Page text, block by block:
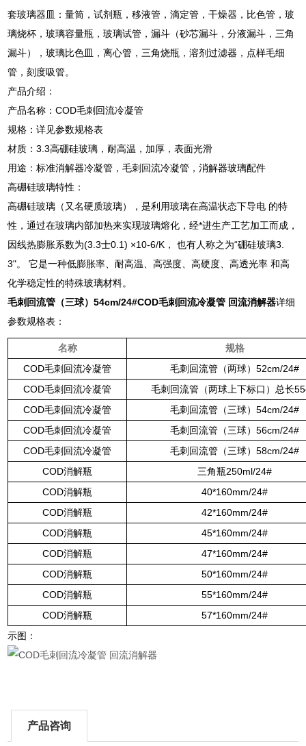
套玻璃器皿：量筒，试剂瓶，移液管，滴定管，干燥器，比色管，玻
璃烧杯，玻璃容量瓶，玻璃试管，漏斗（砂芯漏斗，分液漏斗，三角
漏斗），玻璃比色皿，离心管，三角烧瓶，溶剂过滤器，点样毛细
管，刻度吸管。
产品介绍：
产品名称：COD毛刺回流冷凝管
规格：详见参数规格表
材质：3.3高硼硅玻璃，耐高温，加厚，表面光滑
用途：标准消解器冷凝管，毛刺回流冷凝管，消解器玻璃配件
高硼硅玻璃特性：
高硼硅玻璃（又名硬质玻璃），是利用玻璃在高温状态下导电 的特
性，通过在玻璃内部加热来实现玻璃熔化，经*进生产工艺加工而成，
因线热膨胀系数为(3.3士0.1) ×10-6/K， 也有人称之为“硼硅玻璃3.
3"。 它是一种低膨胀率、耐高温、高强度、高硬度、高透光率 和高
化学稳定性的特殊玻璃材料。
毛刺回流管（三球）54cm/24#COD毛刺回流冷凝管 回流消解器详细
参数规格表：
名称
规格
COD毛刺回流冷凝管
毛刺回流管（两球）52cm/24#
COD毛刺回流冷凝管
毛刺回流管（两球上下标口）总长
COD毛刺回流冷凝管
毛刺回流管（三球）54cm/24#
COD毛刺回流冷凝管
毛刺回流管（三球）56cm/24#
COD毛刺回流冷凝管
毛刺回流管（三球）58cm/24#
COD消解瓶
三角瓶250ml/24#
COD消解瓶
40*160mm/24#
COD消解瓶
42*160mm/24#
COD消解瓶
45*160mm/24#
COD消解瓶
47*160mm/24#
COD消解瓶
50*160mm/24#
COD消解瓶
55*160mm/24#
COD消解瓶
57*160mm/24#
示图：
产品咨询